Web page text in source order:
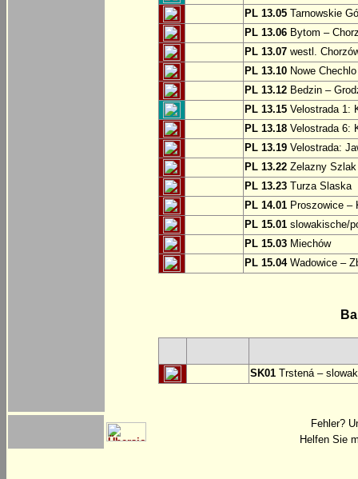
PL 13.05 Tarnowskie
PL 13.06 Bytom –
PL 13.07 westl.
PL 13.10 Nowe
PL 13.12 Bedzin –
PL 13.15 Velostrada 1:
PL 13.18 Velostrada 6:
PL 13.19 Velostrada:
PL 13.22 Zelazny Szlak
PL 13.23 Turza Slaska
PL 14.01 Proszowice –
PL 15.01 slowakische/
PL 15.03 Miechów
PL 15.04Wadowice –
SK01 Trstená –
Fehler?
Helfen Sie